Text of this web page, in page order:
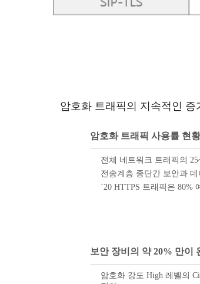
암호화 트래픽의 지속적인 증
암호화 트래픽 사용률 현황
전체 네트워크 트래픽의
전송계층 종단간 보안과
`20 HTTPS 트래픽은 80%
보안 장비의 약 20% 만이
암호화 강도 High 레벨의